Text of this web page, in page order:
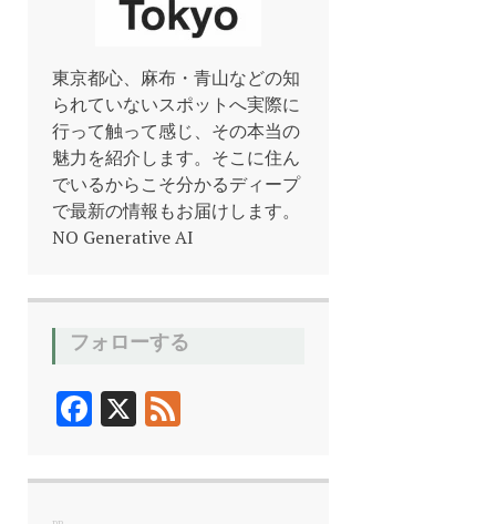
東京都心、麻布・青山などの知
られていないスポットへ実際に
行って触って感じ、その本当の
魅力を紹介します。そこに住ん
でいるからこそ分かるディープ
で最新の情報もお届けします。
NO Generative AI
フォローする
F
e
X
d